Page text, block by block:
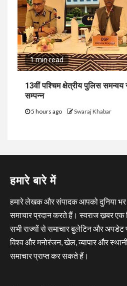
1 min read
13वीं पश्चिम क्षेत्रीय पुलिस
सम्पन्न
5 hours ago Swaraj Khabar
हमारे बारे में
हमारे लेखक और संपादक आपको दुनिया
समाचार प्रदान करते हैं। स्वराज ख़बर एक
सभी राज्यों से समाचार बुलेटिन और अपडेट
विश्व और मनोरंजन, खेल, व्यापार और
समाचार प्राप्त कर सकते हैं।